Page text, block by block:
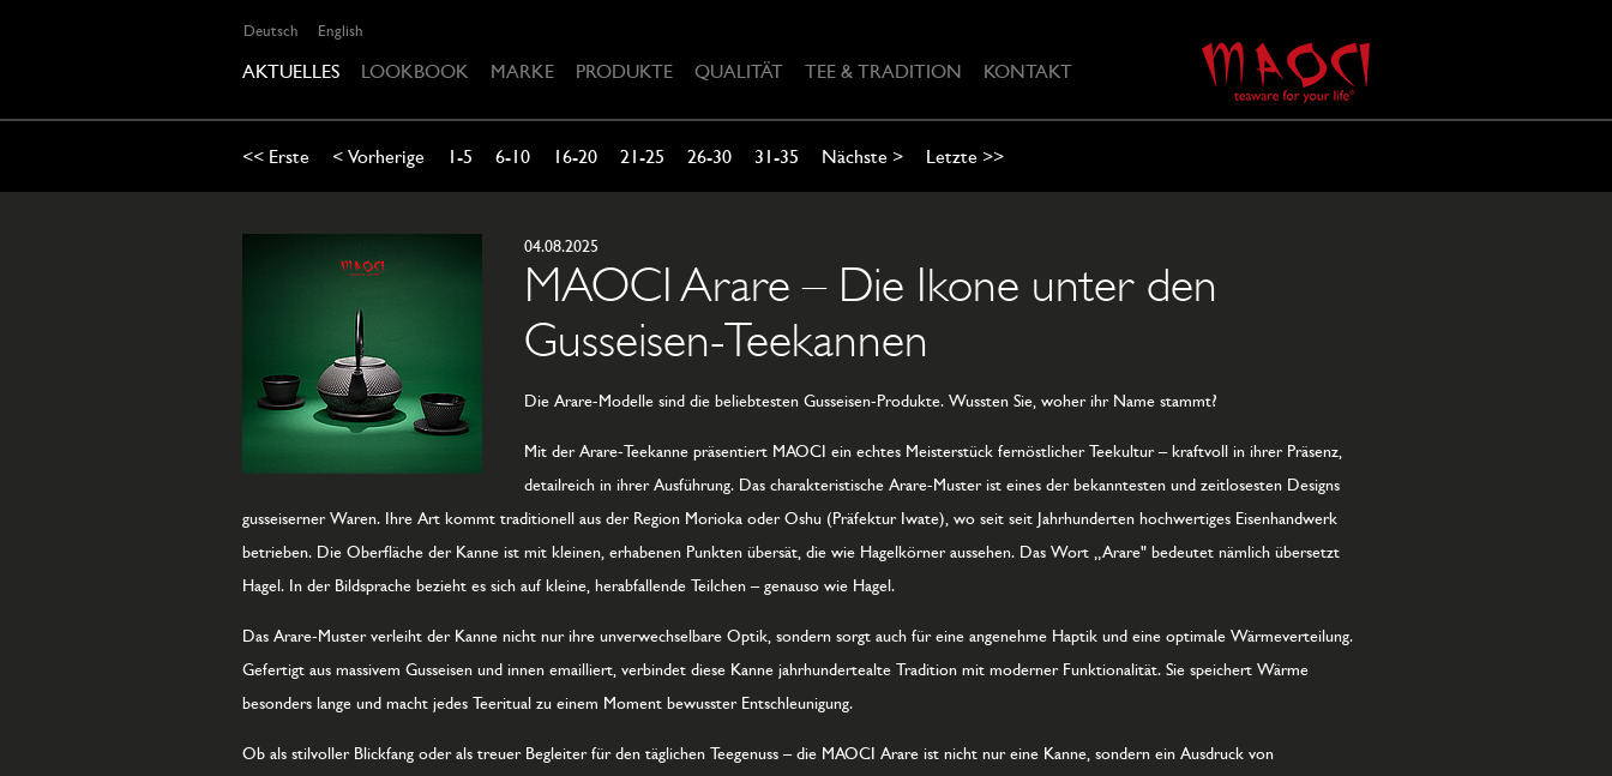
AKTUELLES LOOKBOOK MARKE PRODUKTE QUALITÄT TEE & TRADITION KONTAKT
<< Erste < Vorherige 1-5 6-10 16-20 21-25 26-30 31-35 Nächste > Letzte >>
04.08.2025
MAOCI Arare – Die Ikone unter den
Gusseisen-Teekannen
Die Arare-Modelle sind die beliebtesten Gusseisen-Produkte. Wussten Sie, woher ihr Name stammt?
Mit der Arare-Teekanne präsentiert MAOCI ein echtes Meisterstück fernöstlicher Teekultur – kraftvoll in ihrer Präsenz,
detailreich in ihrer Ausführung. Das charakteristische Arare-Muster ist eines der bekanntesten und zeitlosesten Designs
gusseiserner Waren. Ihre Art kommt traditionell aus der Region Morioka oder Oshu (Präfektur Iwate), wo seit seit Jahrhunderten hochwertiges Eisenhandwerk
betrieben. Die Oberfläche der Kanne ist mit kleinen, erhabenen Punkten übersät, die wie Hagelkörner aussehen. Das Wort „Arare" bedeutet nämlich übersetzt
Hagel. In der Bildsprache bezieht es sich auf kleine, herabfallende Teilchen – genauso wie Hagel.
Das Arare-Muster verleiht der Kanne nicht nur ihre unverwechselbare Optik, sondern sorgt auch für eine angenehme Haptik und eine optimale Wärmeverteilung.
Gefertigt aus massivem Gusseisen und innen emailliert, verbindet diese Kanne jahrhundertealte Tradition mit moderner Funktionalität. Sie speichert Wärme
besonders lange und macht jedes Teeritual zu einem Moment bewusster Entschleunigung.
Ob als stilvoller Blickfang oder als treuer Begleiter für den täglichen Teegenuss – die MAOCI Arare ist nicht nur eine Kanne, sondern ein Ausdruck von
Deutsch English